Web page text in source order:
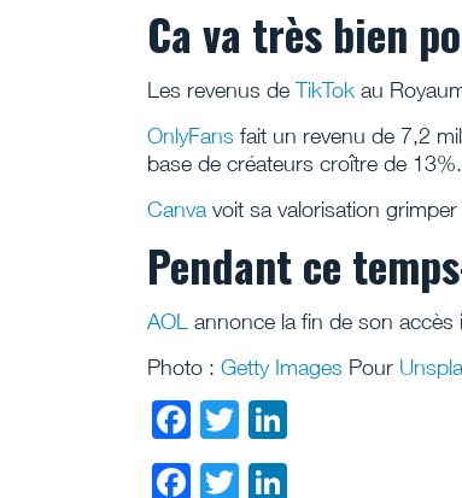
Ca va très bien
Les revenus deTikTok au
OnlyFans fait un revenu de 7,2
base de créateurs croître de 13%.
Canva voit sa valorisation
Pendant ce
AOL annonce la fin de son
Photo : Getty Images Pour
Facebook
Twitter
Facebook
Twitter